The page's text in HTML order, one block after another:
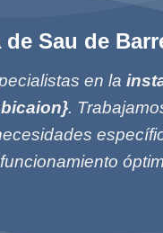
Sau de
en la
.